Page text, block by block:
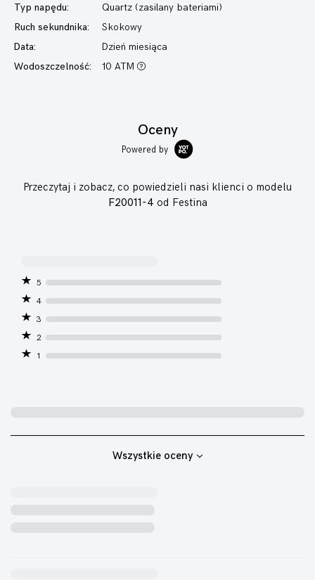
Typ napędu:
Quartz (zasilany bateriami)
Ruch sekundnika:
Skokowy
Data:
Dzień miesiąca
Wodoszczelność:
10 ATM
Oceny
Powered by
Przeczytaj i zobacz, co powiedzieli nasi klienci o modelu
F20011-4 od Festina
5
4
3
2
1
Wszystkie oceny